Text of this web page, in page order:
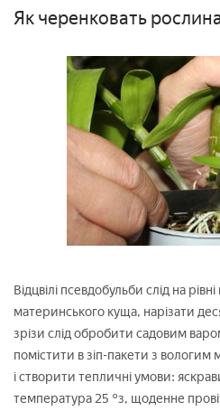
Як черенковать
Відцвілі псевдобульби слід на
материнського куща, нарізати
зрізи слід обробити садовим
помістити в зіп-пакети з
і створити тепличні умови:
температура 25 °з, щоденне